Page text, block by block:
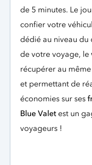
de 5 minutes. Le
confier votre
dédié au niveau du
de votre voyage, le
récupérer au
et permettant de
économies sur ses
Blue Valet est un
voyageurs !